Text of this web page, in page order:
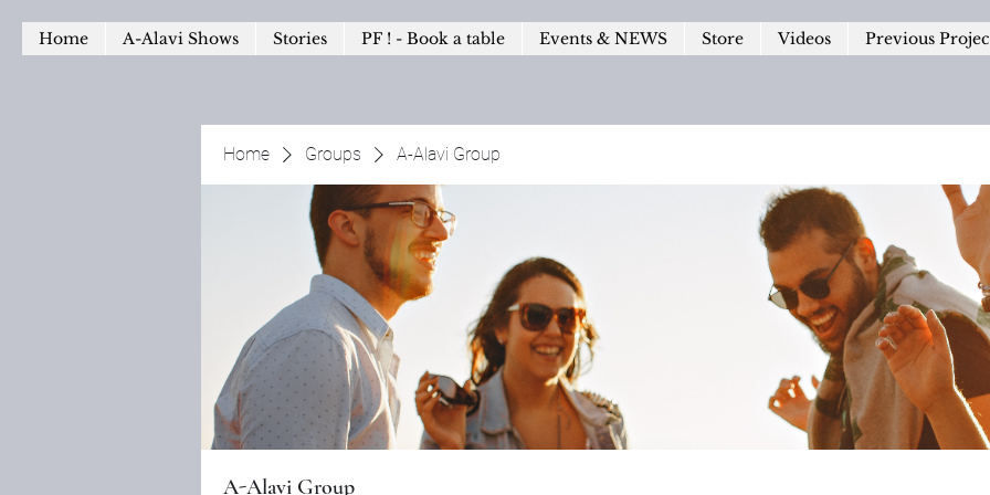
Home A-Alavi Shows Stories PF ! - Book a table Events & NEWS Store Videos Previous
Home Groups A-Alavi Group
A-Alavi Group